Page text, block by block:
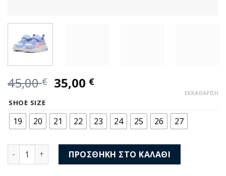
45,00€ Original
price
45,00 €.
35,00 €Η
είναι:
35,00 €.
SHOE SIZE
19 20 21 22 23 24 25 26 27
ΕΚΚΑΘΆΡΙΣΗ
Puma Trinity 2 LT AC+ Inf 403705-11 ποσότητα
ΠΡΟΣΘΉΚΗ ΣΤΟ ΚΑΛΆΘΙ